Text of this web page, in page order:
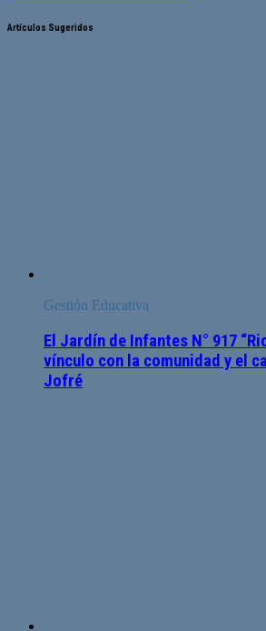
Artículos Sugeridos
Gestión Educativa
El Jardín de Infantes N° 917
vínculo con la comunidad y el
Jofré